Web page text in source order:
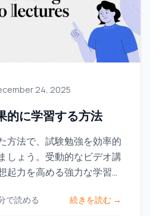
24, 2025
的に学習する方法
方法で、試験勉強を効率的
しょう。受動的なビデオ講
起力を高める強力な学習ツ
で読める 続きを読む →